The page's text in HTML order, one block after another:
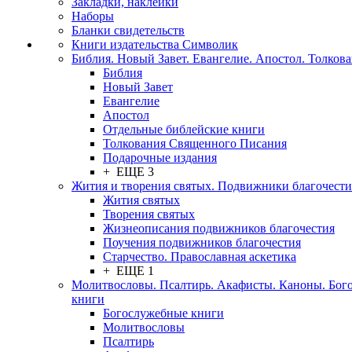
Наборы
Бланки свидетельств
Книги издательства Символик
Библия. Новый Завет. Евангелие. Апостол.
Библия
Новый Завет
Евангелие
Апостол
Отдельные библейские книги
Толкования Священного Писания
Подарочные издания
+ ЕЩЕ 3
Жития и творения святых. Подвижники
Жития святых
Творения святых
Жизнеописания подвижников благочестия
Поучения подвижников благочестия
Старчество. Православная аскетика
+ ЕЩЕ 1
Молитвословы. Псалтирь. Акафисты. Каноны.
книги
Богослужебные книги
Молитвословы
Псалтирь